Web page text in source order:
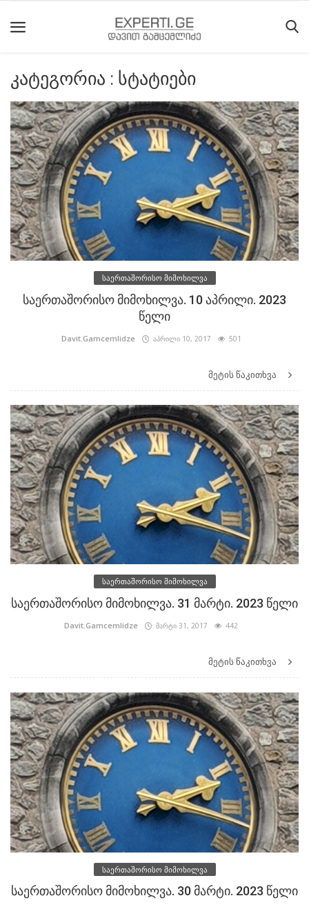
მიმდინარე
მოვლენები
საიტის
შესახებ
ეროვნული
მოძრაობის
ისტორია
კატეგორია : სტატიები
საერთაშორისო მიმოხილვა
საერთაშორისო მიმოხილვა. 10 აპრილი. 2023
წელი
Davit.Gamcemlidze აპრილი 10, 2017 501
მეტის წაკითხვა
საერთაშორისო მიმოხილვა
საერთაშორისო მიმოხილვა. 31 მარტი. 2023 წელი
Davit.Gamcemlidze მარტი 31, 2017 442
მეტის წაკითხვა
საერთაშორისო მიმოხილვა
საერთაშორისო მიმოხილვა. 30 მარტი. 2023 წელი